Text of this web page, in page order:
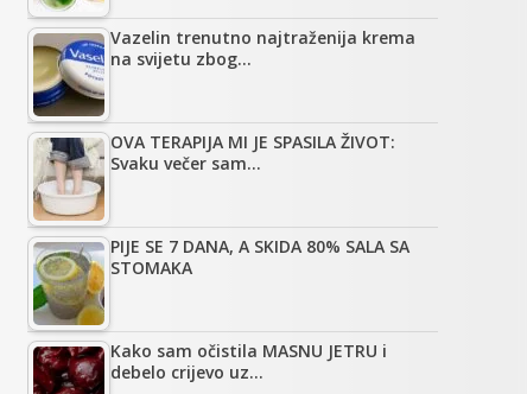
Vazelin trenutno najtraženija krema
na svijetu zbog…
OVA TERAPIJA MI JE SPASILA ŽIVOT:
Svaku večer sam…
PIJE SE 7 DANA, A SKIDA 80% SALA SA
STOMAKA
Kako sam očistila MASNU JETRU i
debelo crijevo uz…